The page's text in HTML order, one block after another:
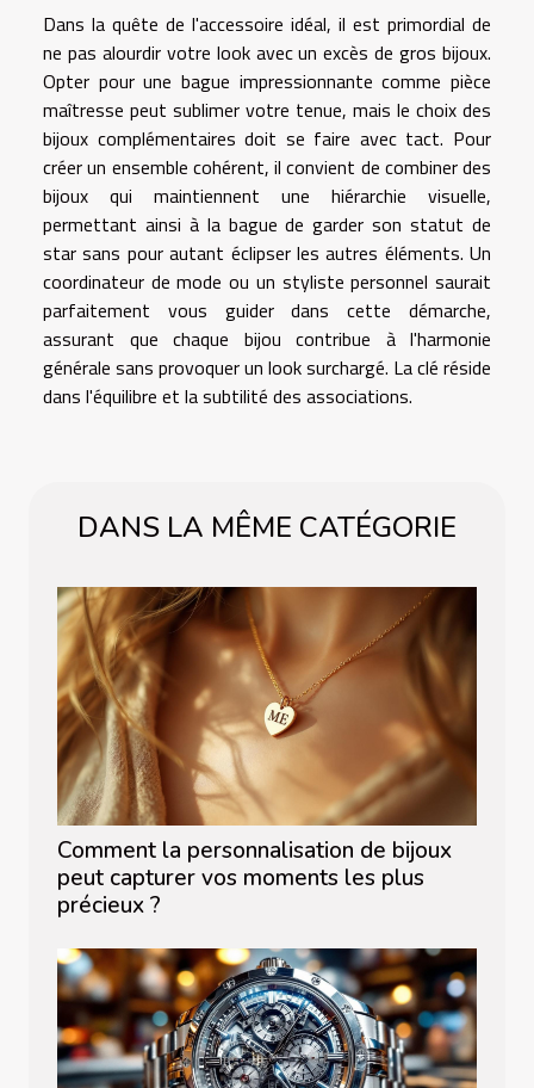
Dans la quête de l'accessoire idéal, il est primordial de
ne pas alourdir votre look avec un excès de gros bijoux.
Opter pour une bague impressionnante comme pièce
maîtresse peut sublimer votre tenue, mais le choix des
bijoux complémentaires doit se faire avec tact. Pour
créer un ensemble cohérent, il convient de combiner des
bijoux qui maintiennent une hiérarchie visuelle,
permettant ainsi à la bague de garder son statut de
star sans pour autant éclipser les autres éléments. Un
coordinateur de mode ou un styliste personnel saurait
parfaitement vous guider dans cette démarche,
assurant que chaque bijou contribue à l'harmonie
générale sans provoquer un look surchargé. La clé réside
dans l'équilibre et la subtilité des associations.
DANS LA MÊME CATÉGORIE
Comment la personnalisation de bijoux
peut capturer vos moments les plus
précieux ?